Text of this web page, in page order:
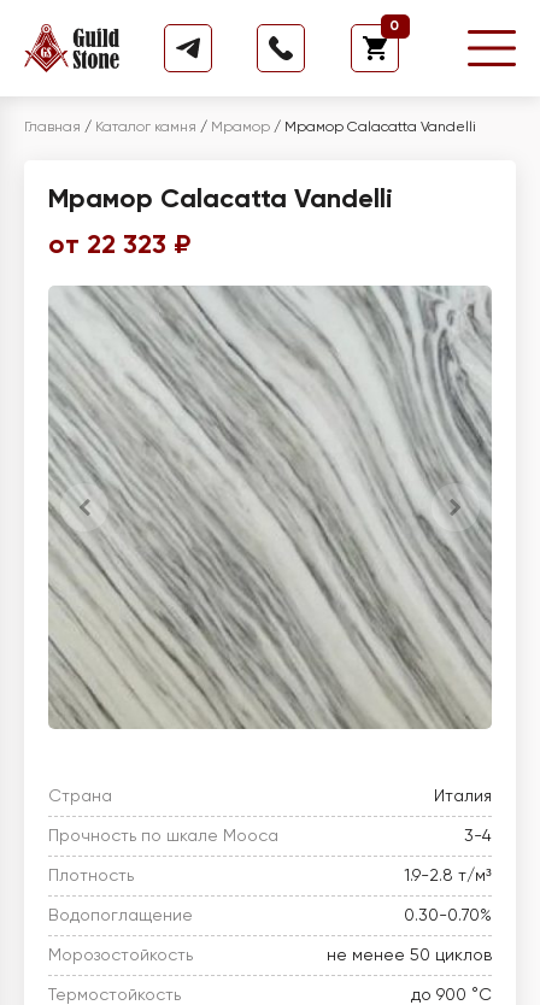
0
Главная / Каталог камня / Мрамор / Мрамор Calacatta Vandelli
Мрамор Calacatta Vandelli
от 22 323 ₽
Страна Италия
Прочность по шкале Мооса 3-4
Плотность 1.9-2.8 т/м³
Водопоглащение 0.30-0.70%
Морозостойкость не менее 50 циклов
Термостойкость до 900 °C